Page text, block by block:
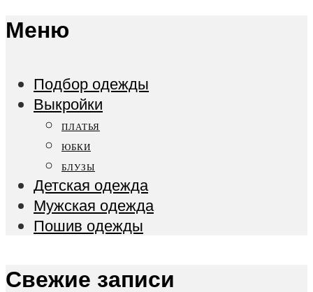
Меню
Подбор одежды
Выкройки
ПЛАТЬЯ
ЮБКИ
БЛУЗЫ
Детская одежда
Мужская одежда
Пошив одежды
Свежие записи